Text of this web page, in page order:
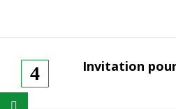
Invitation